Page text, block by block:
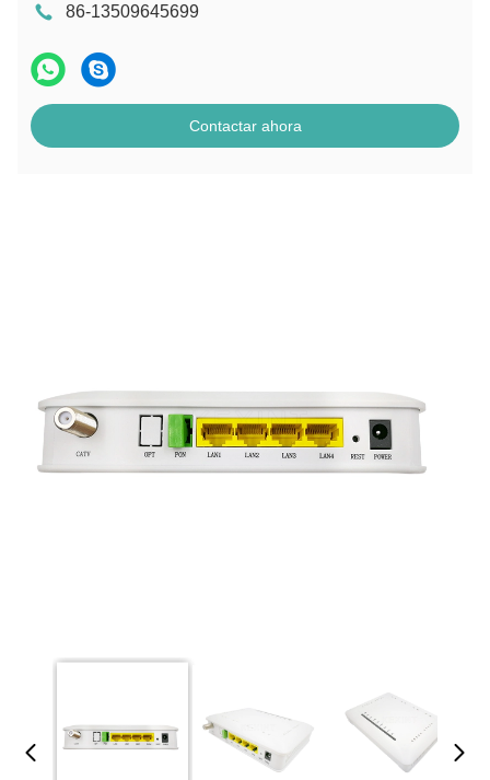
86-13509645699
Contactar ahora